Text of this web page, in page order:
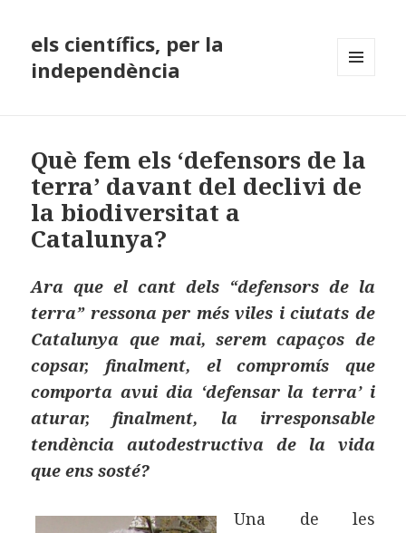
els científics, per la
independència
Què fem els ‘defensors de la
terra’ davant del declivi de
la biodiversitat a
Catalunya?
Ara que el cant dels “defensors de la
terra” ressona per més viles i ciutats de
Catalunya que mai, serem capaços de
copsar, finalment, el compromís que
comporta avui dia ‘defensar la terra’ i
aturar, finalment, la irresponsable
tendència autodestructiva de la vida
que ens sosté?
Una de les